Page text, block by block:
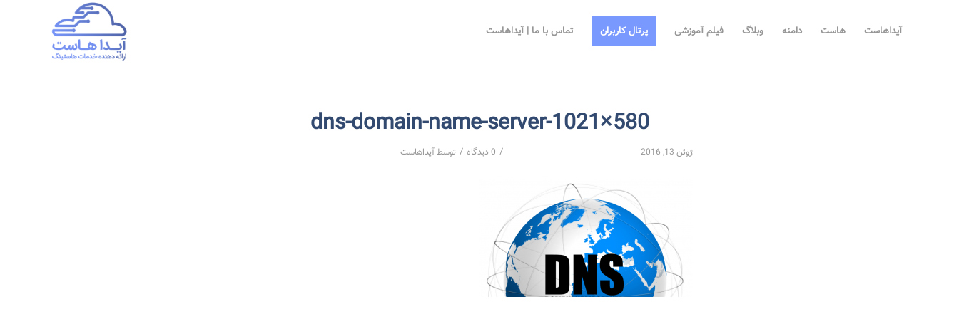
آیداهاست هاست دامنه وبلاگ فیلم آموزشی پرتال کاربران تماس با ما | آیداهاست
dns-domain-name-server-1021×580
ژوئن 13, 2016 / 0 دیدگاه / توسطآیداهاست